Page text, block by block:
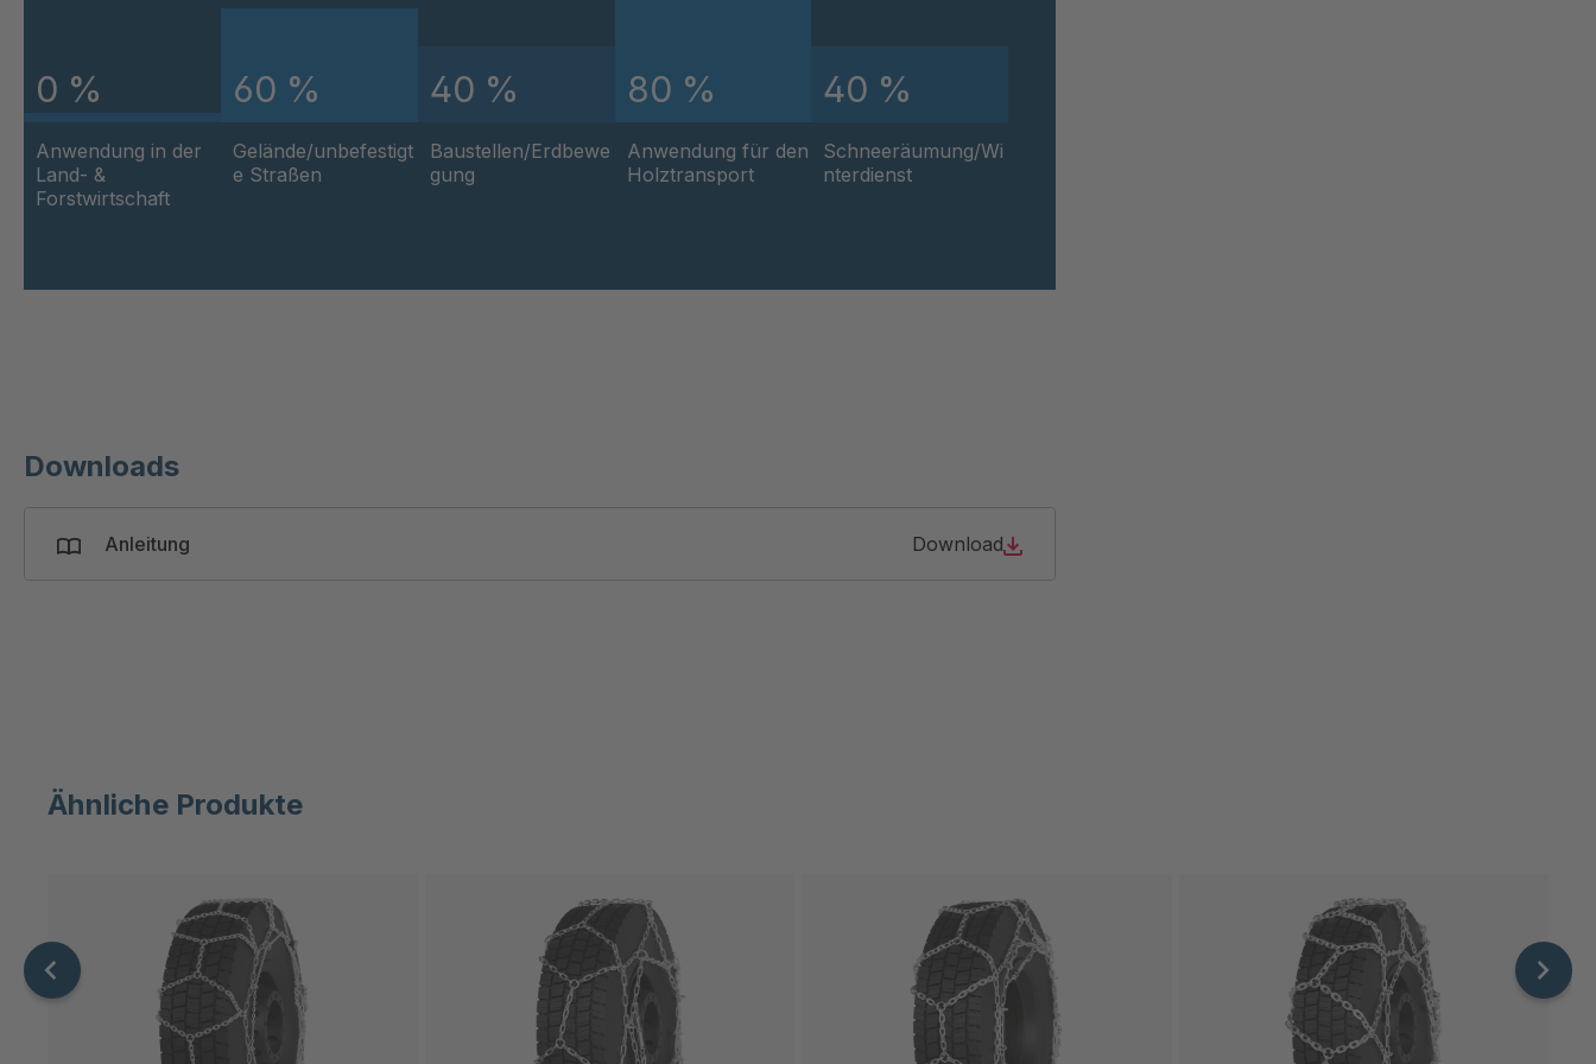
A-SV ZW/OM 03419
0 %
Anwendung in der
Land- &
Forstwirtschaft
60 %
Gelände/unbefestigt
e Straßen
40 %
Baustellen/Erdbewe
gung
80 %
Anwendung für den
Holztransport
40 %
Schneeräumung/Wi
nterdienst
Downloads
Anleitung Download
Ähnliche Produkte